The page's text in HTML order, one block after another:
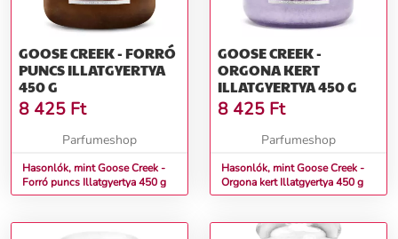
GOOSE CREEK - FORRÓ
PUNCS ILLATGYERTYA
450 G
8 425 Ft
Parfumeshop
Hasonlók, mint Goose Creek -
Forró puncs Illatgyertya 450 g
GOOSE CREEK -
ORGONA KERT
ILLATGYERTYA 450 G
8 425 Ft
Parfumeshop
Hasonlók, mint Goose Creek -
Orgona kert Illatgyertya 450 g